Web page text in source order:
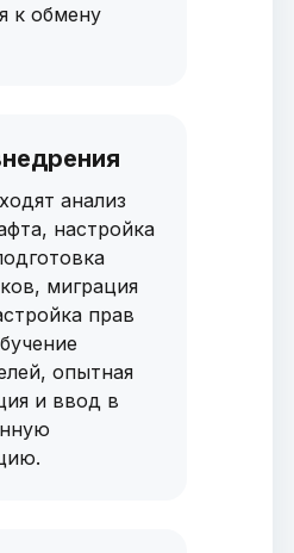
к обмену
анализ
настройка
миграция
прав
опытная
и ввод в